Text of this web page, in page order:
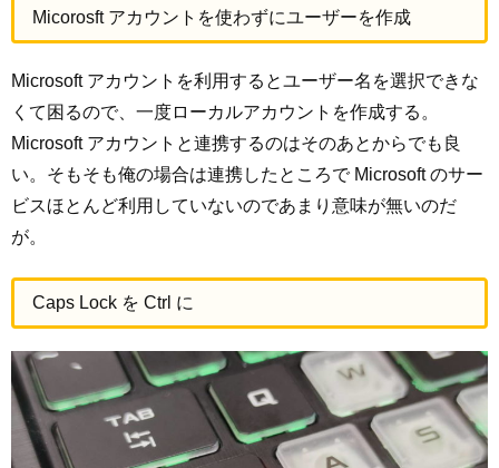
Micorosft アカウントを使わずにユーザーを作成
Microsoft アカウントを利用するとユーザー名を選択できな
くて困るので、一度ローカルアカウントを作成する。
Microsoft アカウントと連携するのはそのあとからでも良
い。そもそも俺の場合は連携したところで Microsoft のサー
ビスほとんど利用していないのであまり意味が無いのだ
が。
Caps Lock を Ctrl に